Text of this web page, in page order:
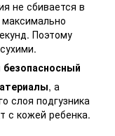
не сбивается в
Поэтому
безопасносный
, а
слоя подгузника
с кожей ребенка.